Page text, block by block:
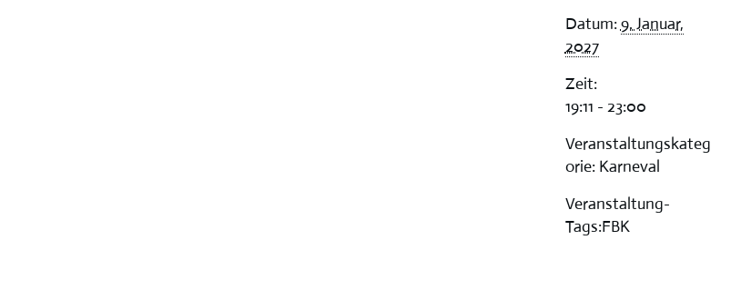
Datum:9. Januar,
2027
Zeit:
19:11 - 23:00
Veranstaltungskateg
orie: Karneval
Veranstaltung-
Tags:FBK